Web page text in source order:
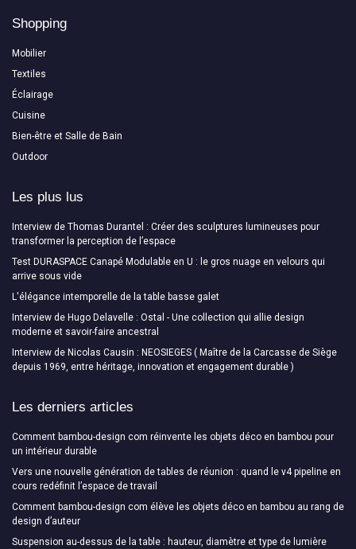
Shopping
Mobilier
Textiles
Éclairage
Cuisine
Bien-être et Salle de Bain
Outdoor
Les plus lus
Interview de Thomas Durantel : Créer des sculptures lumineuses pour
transformer la perception de l’espace
Test DURASPACE Canapé Modulable en U : le gros nuage en velours qui
arrive sous vide
L'élégance intemporelle de la table basse galet
Interview de Hugo Delavelle : Ostal - Une collection qui allie design
moderne et savoir-faire ancestral
Interview de Nicolas Causin : NEOSIEGES ( Maître de la Carcasse de Siège
depuis 1969, entre héritage, innovation et engagement durable )
Les derniers articles
Comment bambou-design com réinvente les objets déco en bambou pour
un intérieur durable
Vers une nouvelle génération de tables de réunion : quand le v4 pipeline en
cours redéfinit l’espace de travail
Comment bambou-design com élève les objets déco en bambou au rang de
design d’auteur
Suspension au-dessus de la table : hauteur, diamètre et type de lumière